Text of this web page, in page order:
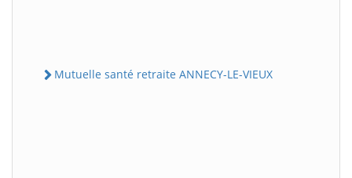
Mutuelle santé retraite ANNECY-LE-VIEUX